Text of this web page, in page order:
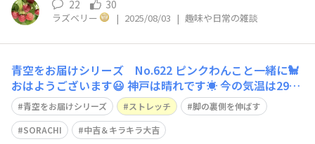
22 30
ラズベリー | 2025/08/03 | 趣味や日常の雑談
青空をお届けシリーズ No.622 ピンクわんこと一緒に🐩
おはようございます😃 神戸は晴れです☀️ 今の気温は29
度、予想最高気温は37度です🥵 今日のストレッチは、難
易度⭐️⭐️ 両ひざを立てて、仰向けになります。 右脚を持ち
上げて、膝裏を両手で持ちます。 息を吸って吐きなが
青空をお届けシリーズ ストレッチ
脚の裏側を伸ばす
SORACHI
中吉＆キラキラ大吉